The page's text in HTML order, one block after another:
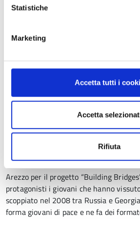
Statistiche
Marketing
Accetta tutti i
Accetta
Rifiuta
Menzione speciale della Giuria per
alla pace e al confronto interculturale
Cristiani, fondatore del movimento
sua opera di diffusione della cultura di
VI Edizione, anno 2012
Premio all’associazione “Rondine-
Arezzo per il progetto “Building
protagonisti i giovani che hanno
scoppiato nel 2008 tra Russia e
forma giovani di pace e ne fa dei